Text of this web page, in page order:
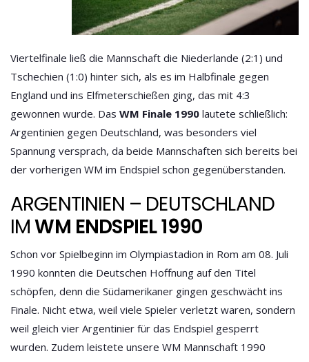
Viertelfinale ließ die Mannschaft die Niederlande (2:1) und
Tschechien (1:0) hinter sich, als es im Halbfinale gegen
England und ins Elfmeterschießen ging, das mit 4:3
gewonnen wurde. Das WM Finale 1990 lautete schließlich:
Argentinien gegen Deutschland, was besonders viel
Spannung versprach, da beide Mannschaften sich bereits bei
der vorherigen WM im Endspiel schon gegenüberstanden.
ARGENTINIEN – DEUTSCHLAND
IMWM ENDSPIEL 1990
Schon vor Spielbeginn im Olympiastadion in Rom am 08. Juli
1990 konnten die Deutschen Hoffnung auf den Titel
schöpfen, denn die Südamerikaner gingen geschwächt ins
Finale. Nicht etwa, weil viele Spieler verletzt waren, sondern
weil gleich vier Argentinier für das Endspiel gesperrt
wurden. Zudem leistete unsere WM Mannschaft 1990